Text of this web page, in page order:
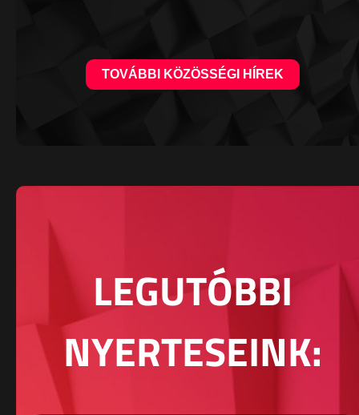
TOVÁBBI KÖZÖSSÉGI HÍREK
LEGUTÓBBI
NYERTESEINK: